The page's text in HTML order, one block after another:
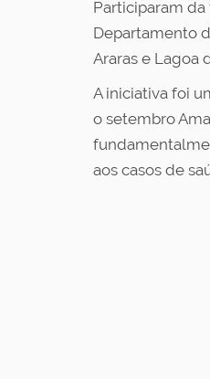
Participaram
Departamento
Araras e Lagoa
A iniciativa foi
o setembro
aos casos de